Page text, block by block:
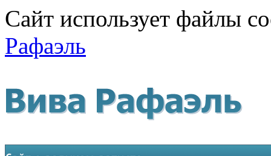
Сайт использует файлы
Рафаэль